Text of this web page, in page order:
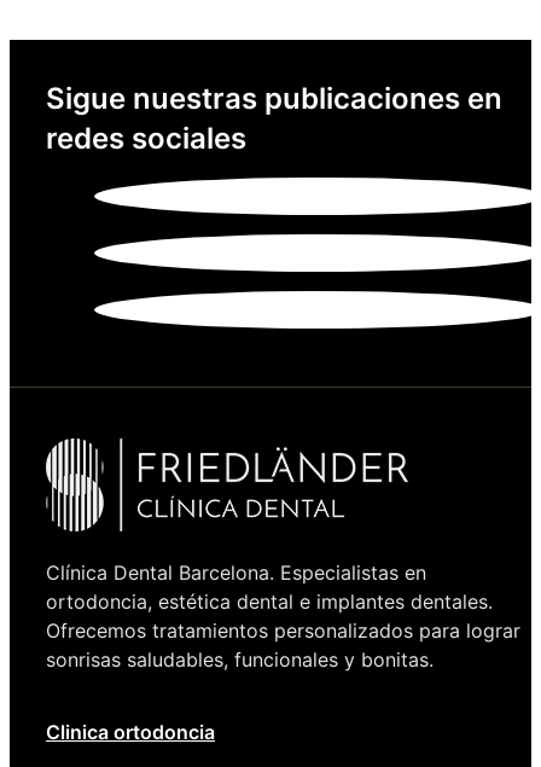
Sigue nuestras publicaciones en
redes sociales
Clínica Dental Barcelona. Especialistas en
ortodoncia, estética dental e implantes dentales.
Ofrecemos tratamientos personalizados para lograr
sonrisas saludables, funcionales y bonitas.
Clinica ortodoncia